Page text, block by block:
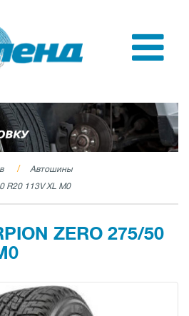
Автошины
R20 113V XL M0
ZERO 275/50